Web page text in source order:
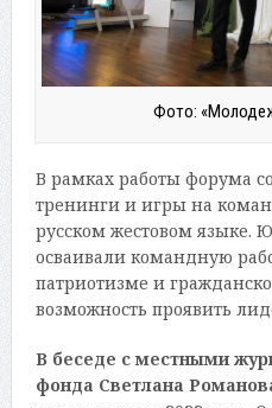
Фото:
В рамках работы форума
тренинги и игры на
русском жестовом языке.
осваивали командную
патриотизме и
возможность проявить
В беседе с местными
фонда Светлана